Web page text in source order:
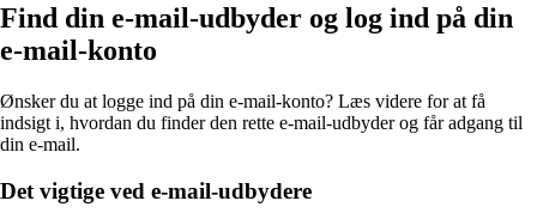
Find din e-mail-udbyder og log ind på din
e-mail-konto
Ønsker du at logge ind på din e-mail-konto? Læs videre for at få
indsigt i, hvordan du finder den rette e-mail-udbyder og får adgang til
din e-mail.
Det vigtige ved e-mail-udbydere